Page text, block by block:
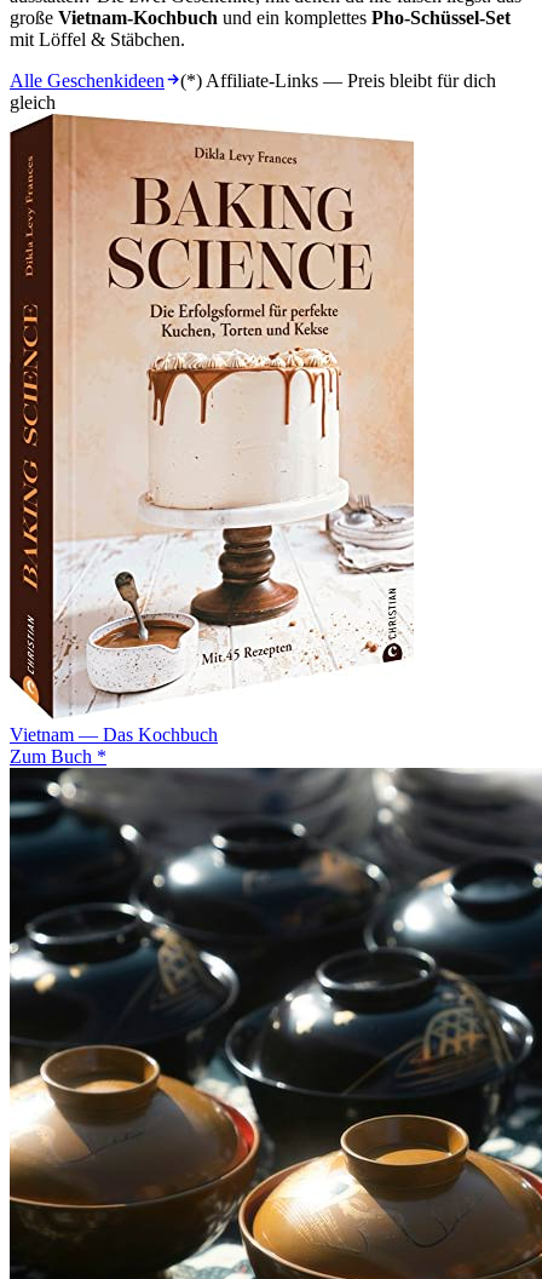
große Vietnam-Kochbuch und ein komplettes Pho-Schüssel-Set
mit Löffel & Stäbchen.
Alle Geschenkideen
(*) Affiliate-Links — Preis bleibt für dich
gleich
Vietnam — Das Kochbuch
Zum Buch *